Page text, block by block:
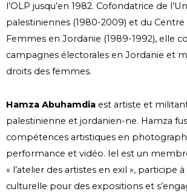
l’OLP jusqu’en 1982. Cofondatrice de
palestiniennes (1980-2009) et du Centre
Femmes en Jordanie (1989-1992), elle
campagnes électorales en Jordanie et
droits des femmes.
Hamza Abuhamdia est artiste et
palestinienne et jordanien-ne. Hamza
compétences artistiques en
performance et vidéo. Iel est un
« l’atelier des artistes en exil », participe
culturelle pour des expositions et